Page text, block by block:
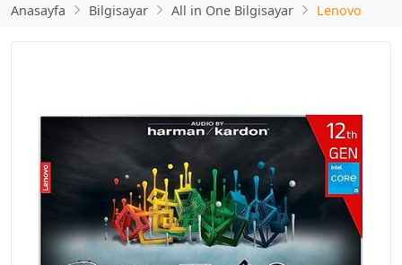
Anasayfa Bilgisayar All in One Bilgisayar Lenovo